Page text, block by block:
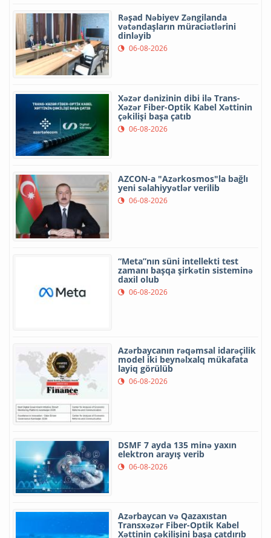
Rəşad Nəbiyev Zəngilanda
vətəndaşların müraciətlərini
dinləyib
06-08-2026
Xəzər dənizinin dibi ilə Trans-
Xəzər Fiber-Optik Kabel Xəttinin
çəkilişi başa çatıb
06-08-2026
AZCON-a "Azərkosmos"la bağlı
yeni səlahiyyətlər verilib
06-08-2026
“Meta”nın süni intellekti test
zamanı başqa şirkətin sisteminə
daxil olub
06-08-2026
Azərbaycanın rəqəmsal idarəçilik
model iki beynəlxalq mükafata
layiq görülüb
06-08-2026
DSMF 7 ayda 135 minə yaxın
elektron arayış verib
06-08-2026
Azərbaycan və Qazaxıstan
Transxəzər Fiber-Optik Kabel
Xəttinin çəkilişini başa çatdırıb